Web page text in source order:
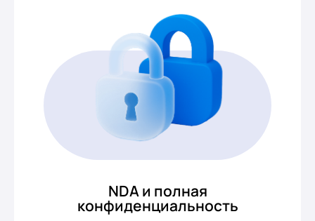
NDA и полная
конфиденциальность